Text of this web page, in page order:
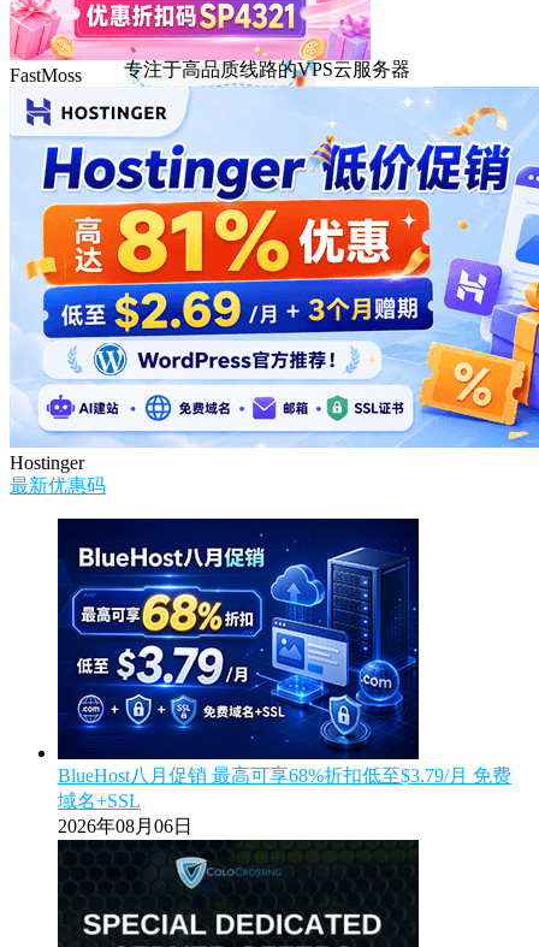
DMIT
专注于高品质线路的VPS云服务器
FastMoss
Hostinger
最新优惠码
BlueHost八月促销 最高可享68%折扣低至$3.79/月 免费
域名+SSL
2026年08月06日